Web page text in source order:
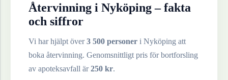
Återvinning i Nyköping– fakta
och siffror
Vi har hjälpt över3 500 personer i Nyköping att
boka återvinning. Genomsnittligt pris för bortforsling
av apoteksavfall är250 kr.